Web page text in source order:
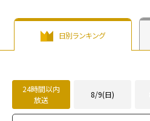
fetchpriority="h
日別ランキング
24時間以内
放送
8/9(日)